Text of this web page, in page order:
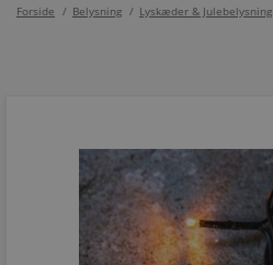
Forside / Belysning / Lyskæder & Julebelysning